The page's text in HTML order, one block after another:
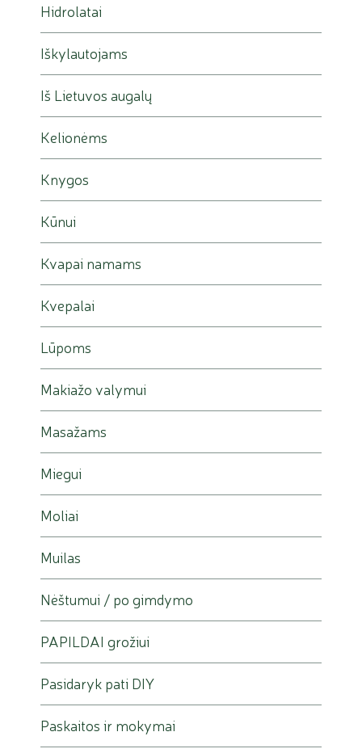
Hidrolatai
Iškylautojams
Iš Lietuvos augalų
Kelionėms
Knygos
Kūnui
Kvapai namams
Kvepalai
Lūpoms
Makiažo valymui
Masažams
Miegui
Moliai
Muilas
Nėštumui / po gimdymo
PAPILDAI grožiui
Pasidaryk pati DIY
Paskaitos ir mokymai